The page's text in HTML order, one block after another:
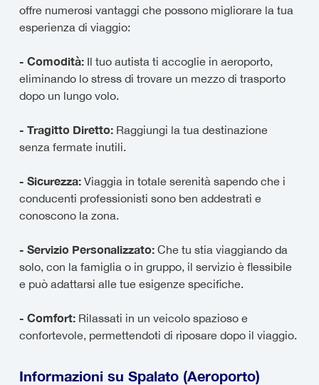
offre numerosi vantaggi che possono migliorare la tua
esperienza di viaggio:
- Comodità:Il tuo autista ti accoglie in aeroporto,
eliminando lo stress di trovare un mezzo di trasporto
dopo un lungo volo.
- Tragitto Diretto:Raggiungi la tua destinazione
senza fermate inutili.
- Sicurezza:Viaggia in totale serenità sapendo che i
conducenti professionisti sono ben addestrati e
conoscono la zona.
- Servizio Personalizzato:Che tu stia viaggiando da
solo, con la famiglia o in gruppo, il servizio è flessibile
e può adattarsi alle tue esigenze specifiche.
- Comfort:Rilassati in un veicolo spazioso e
confortevole, permettendoti di riposare dopo il viaggio.
Informazioni su Spalato (Aeroporto)